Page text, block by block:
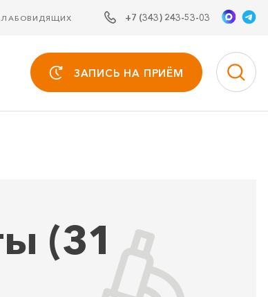
+7 (343) 243-53-03
ЗАПИСЬ НА ПРИЁМ
(31